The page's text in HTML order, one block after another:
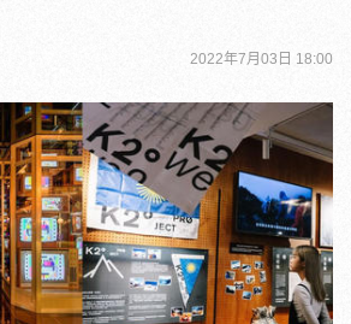
2022年7月03日 18:00